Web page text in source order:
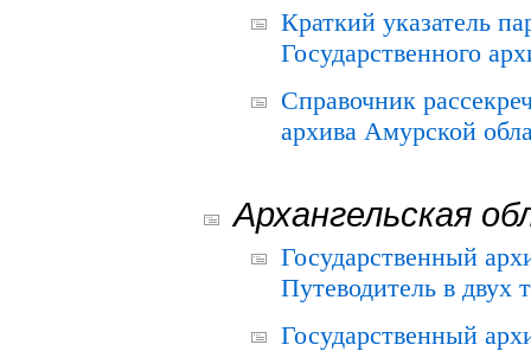
Краткий указатель
Государственного
Справочник
архива Амурской
Архангельская
Государственный
Путеводитель в двух
Государственный